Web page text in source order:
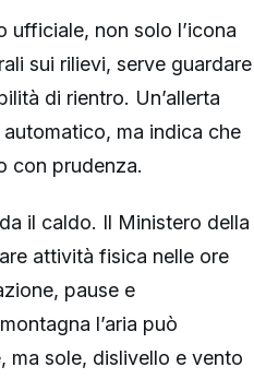
ufficiale, non solo l’icona
sui rilievi, serve guardare
di rientro. Un’allerta
ma indica che
con prudenza.
il caldo. Il Ministero della
attività fisica nelle ore
pause e
l’aria può
ma sole, dislivello e vento